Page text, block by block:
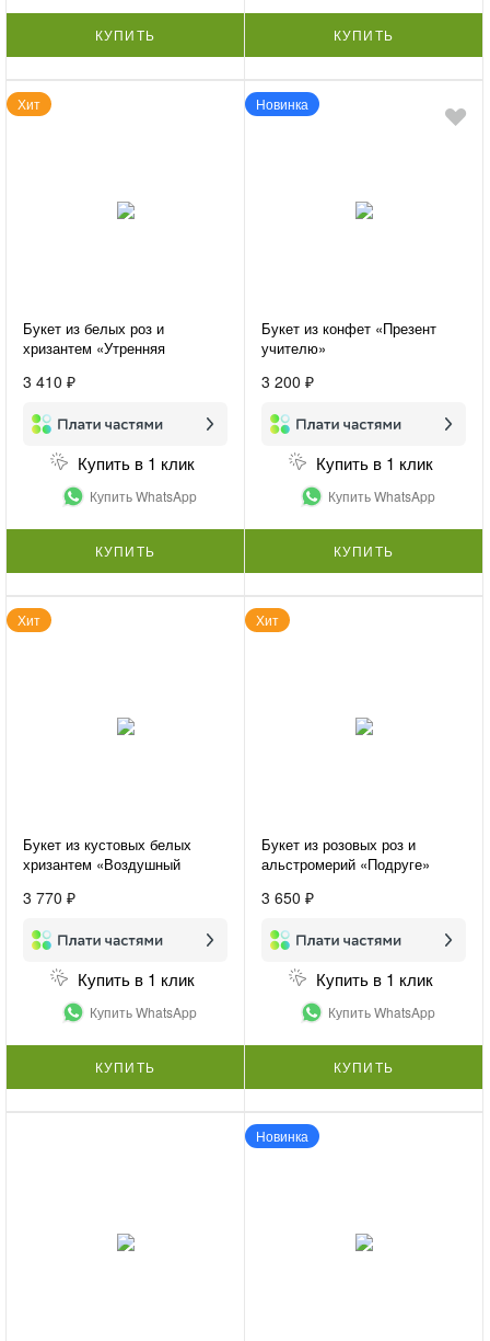
КУПИТЬ КУПИТЬ
Хит
Букет из белых роз и
хризантем «Утренняя
3 410 ₽
Купить в 1 клик
Купить WhatsApp
КУПИТЬ
Новинка
Букет из конфет «Презент
учителю»
3 200 ₽
Купить в 1 клик
Купить WhatsApp
КУПИТЬ
Хит
Букет из кустовых белых
хризантем «Воздушный
3 770 ₽
Купить в 1 клик
Купить WhatsApp
КУПИТЬ
Хит
Букет из розовых роз и
альстромерий «Подруге»
3 650 ₽
Купить в 1 клик
Купить WhatsApp
КУПИТЬ
Новинка